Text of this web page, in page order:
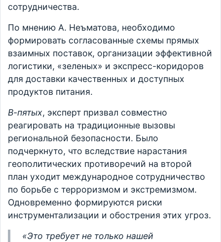
сотрудничества.
По мнению А. Неъматова, необходимо
формировать согласованные схемы прямых
взаимных поставок, организации эффективной
логистики, «зеленых» и экспресс-коридоров
для доставки качественных и доступных
продуктов питания.
В-пятых, эксперт призвал совместно
реагировать на традиционные вызовы
региональной безопасности. Было
подчеркнуто, что вследствие нарастания
геополитических противоречий на второй
план уходит международное сотрудничество
по борьбе с терроризмом и экстремизмом.
Одновременно формируются риски
инструментализации и обострения этих угроз.
«Это требует не только нашей